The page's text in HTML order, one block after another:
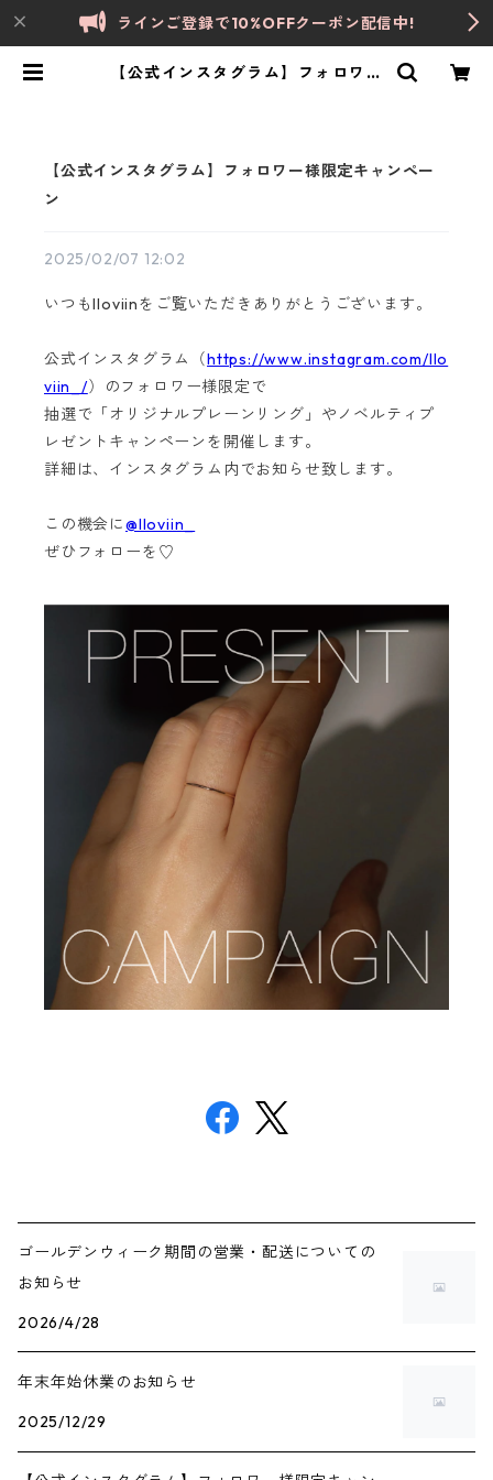
ラインご登録で10%OFFクーポン配信中!
【公式インスタグラム】フォロワー
【公式インスタグラム】フォロワー様限定キャンペー
ン
2025/02/07 12:02
いつもlloviinをご覧いただきありがとうございます。
公式インスタグラム（https://www.instagram.com/llo
viin_/）のフォロワー様限定で
抽選で「オリジナルプレーンリング」やノベルティプ
レゼントキャンペーンを開催します。
詳細は、インスタグラム内でお知らせ致します。
この機会に@lloviin_
ぜひフォローを♡
ゴールデンウィーク期間の営業・配送についての
お知らせ
2026/4/28
年末年始休業のお知らせ
2025/12/29